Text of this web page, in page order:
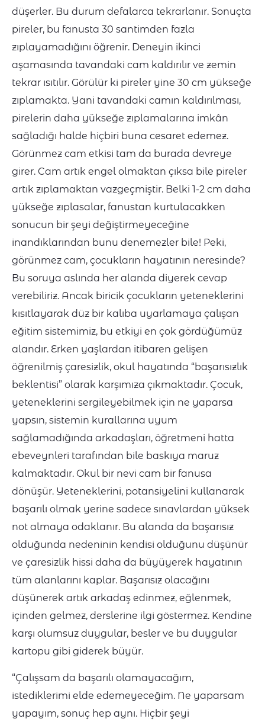
düşerler. Bu durum defalarca tekrarlanır. Sonuçta
pireler, bu fanusta 30 santimden fazla
zıplayamadığını öğrenir. Deneyin ikinci
aşamasında tavandaki cam kaldırılır ve zemin
tekrar ısıtılır. Görülür ki pireler yine 30 cm yükseğe
zıplamakta. Yani tavandaki camın kaldırılması,
pirelerin daha yükseğe zıplamalarına imkân
sağladığı halde hiçbiri buna cesaret edemez.
Görünmez cam etkisi tam da burada devreye
girer. Cam artık engel olmaktan çıksa bile pireler
artık zıplamaktan vazgeçmiştir. Belki 1-2 cm daha
yükseğe zıplasalar, fanustan kurtulacakken
sonucun bir şeyi değiştirmeyeceğine
inandıklarından bunu denemezler bile! Peki,
görünmez cam, çocukların hayatının neresinde?
Bu soruya aslında her alanda diyerek cevap
verebiliriz. Ancak biricik çocukların yeteneklerini
kısıtlayarak düz bir kalıba uyarlamaya çalışan
eğitim sistemimiz, bu etkiyi en çok gördüğümüz
alandır. Erken yaşlardan itibaren gelişen
öğrenilmiş çaresizlik, okul hayatında “başarısızlık
beklentisi” olarak karşımıza çıkmaktadır. Çocuk,
yeteneklerini sergileyebilmek için ne yaparsa
yapsın, sistemin kurallarına uyum
sağlamadığında arkadaşları, öğretmeni hatta
ebeveynleri tarafından bile baskıya maruz
kalmaktadır. Okul bir nevi cam bir fanusa
dönüşür. Yeteneklerini, potansiyelini kullanarak
başarılı olmak yerine sadece sınavlardan yüksek
not almaya odaklanır. Bu alanda da başarısız
olduğunda nedeninin kendisi olduğunu düşünür
ve çaresizlik hissi daha da büyüyerek hayatının
tüm alanlarını kaplar. Başarısız olacağını
düşünerek artık arkadaş edinmez, eğlenmek,
içinden gelmez, derslerine ilgi göstermez. Kendine
karşı olumsuz duygular, besler ve bu duygular
kartopu gibi giderek büyür.
“Çalışsam da başarılı olamayacağım,
istediklerimi elde edemeyeceğim. Ne yaparsam
yapayım, sonuç hep aynı. Hiçbir şeyi